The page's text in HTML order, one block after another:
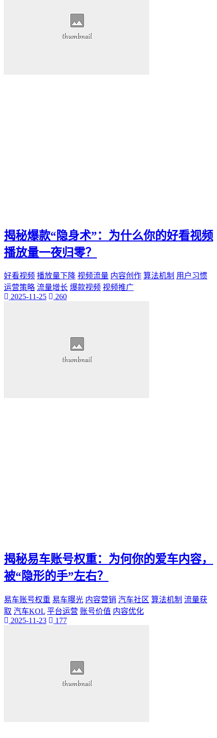
揭秘爆款“隐身术”：为什么你的好看视频
播放量一夜归零？
好看视频 播放量下降 视频流量 内容创作 算法机制 用户习惯
运营策略 流量增长 爆款视频 视频推广
2025-11-25
260
揭秘易车账号权重：为何你的爱车内容，
被“隐形的手”左右？
易车账号权重 易车曝光 内容营销 汽车社区 算法机制 流量获
取 汽车KOL 平台运营 账号价值 内容优化
2025-11-23
177